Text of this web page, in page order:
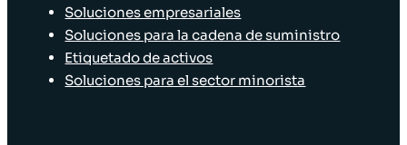
Soluciones empresariales
Soluciones para la cadena de suministro
Etiquetado de activos
Soluciones para el sector minorista